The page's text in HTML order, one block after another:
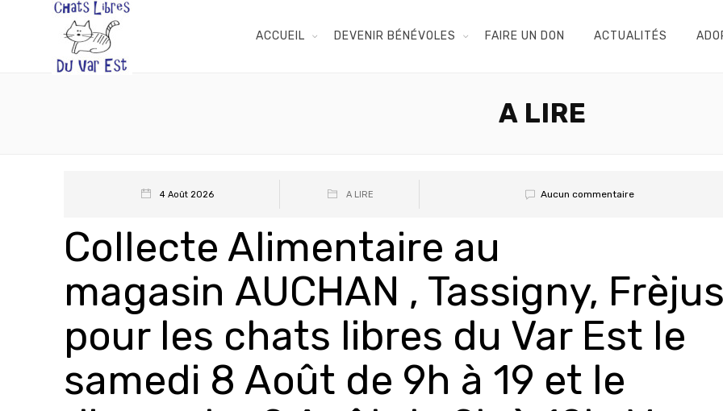
ACCUEIL DEVENIR BÉNÉVOLES FAIRE UN DON ACTUALITÉS
A LIRE
4 Août 2026 A LIRE Aucun commentaire
Collecte Alimentaire au
magasin AUCHAN , Tassigny,
pour les chats libres du Var Est le
samedi 8 Août de 9h à 19 et le